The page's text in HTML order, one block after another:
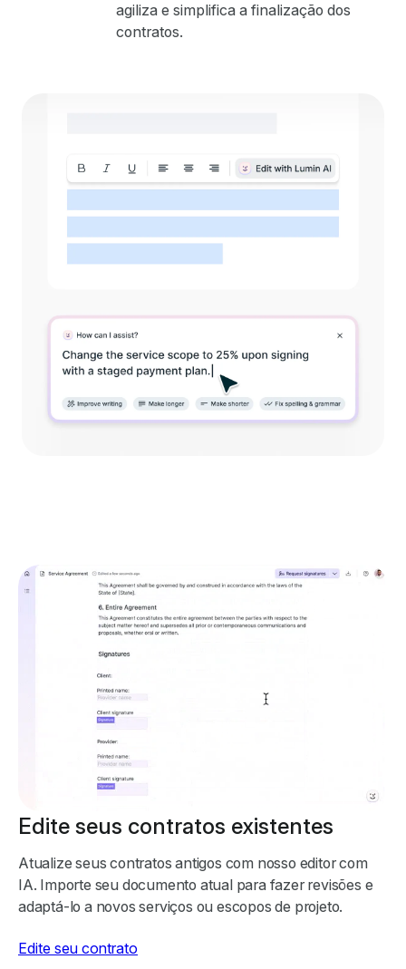
agiliza e simplifica a finalização dos
contratos.
Edite seus contratos existentes
Atualize seus contratos antigos com nosso editor com
IA. Importe seu documento atual para fazer revisões e
adaptá-lo a novos serviços ou escopos de projeto.
Edite seu contrato